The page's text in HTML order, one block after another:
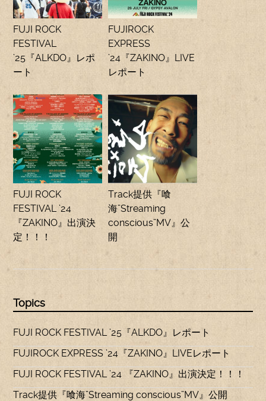
FUJI ROCK
FESTIVAL
’25『ALKDO』レポ
ート
FUJIROCK
EXPRESS
’24『ZAKINO』LIVE
レポート
FUJI ROCK
FESTIVAL ’24
『ZAKINO』出演決
定！！！
Track提供『喰
海”Streaming
conscious”MV』公
開
Topics
FUJI ROCK FESTIVAL ’25『ALKDO』レポート
FUJIROCK EXPRESS ’24『ZAKINO』LIVEレポート
FUJI ROCK FESTIVAL ’24 『ZAKINO』出演決定！！！
Track提供『喰海”Streaming conscious”MV』公開